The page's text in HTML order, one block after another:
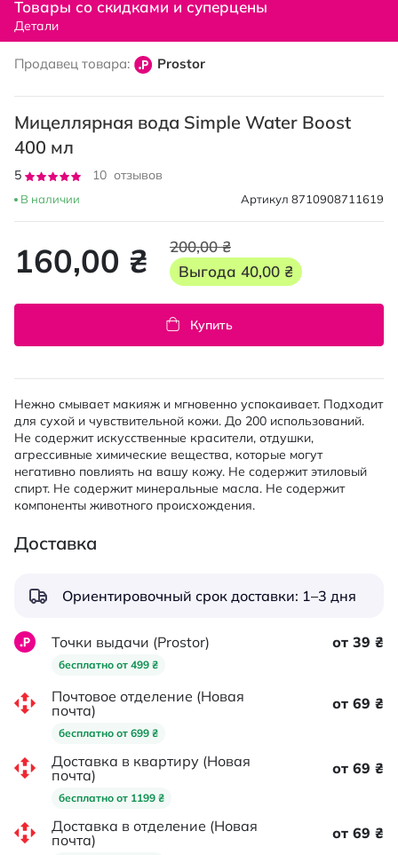
началу
галереи
Товары со скидками и суперцены
Детали
Продавец товара: Prostor
Мицеллярная вода Simple Water Boost
400 мл
Рейтинг:
5
10 отзывов
В наличии Артикул 8710908711619
160,00 ₴
200,00 ₴
Выгода 40,00 ₴
Купить
Нежно смывает макияж и мгновенно успокаивает. Подходит
для сухой и чувствительной кожи. До 200 использований.
Не содержит искусственные красители, отдушки,
агрессивные химические вещества, которые могут
негативно повлиять на вашу кожу. Не содержит этиловый
спирт. Не содержит минеральные масла. Не содержит
компоненты животного происхождения.
Доставка
Ориентировочный срок доставки: 1–3 дня
Точки выдачи (Prostor)
бесплатно от 499 ₴
от 39 ₴
Почтовое отделение (Новая
почта)
бесплатно от 699 ₴
от 69 ₴
Доставка в квартиру (Новая
почта)
бесплатно от 1199 ₴
от 69 ₴
Доставка в отделение (Новая
почта)
от 69 ₴